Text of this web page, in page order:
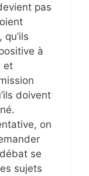
pas
à
et
doivent
on
se
sujets